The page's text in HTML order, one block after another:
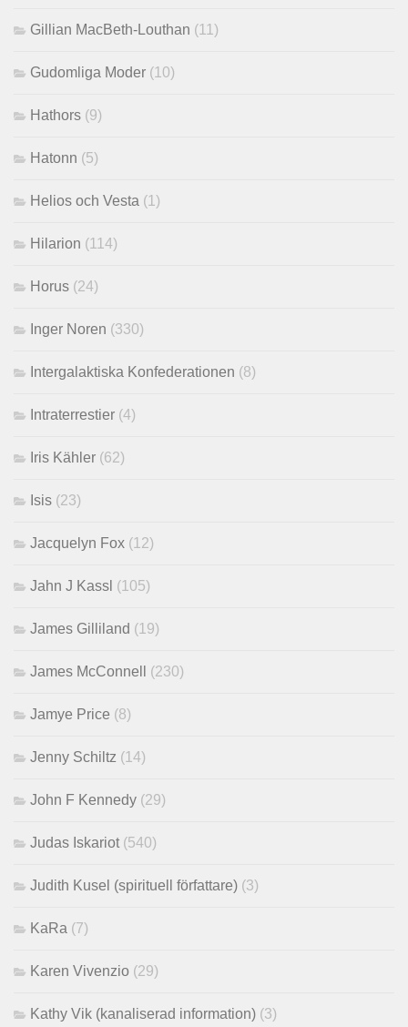
Gillian MacBeth-Louthan (11)
Gudomliga Moder (10)
Hathors (9)
Hatonn (5)
Helios och Vesta (1)
Hilarion (114)
Horus (24)
Inger Noren (330)
Intergalaktiska Konfederationen (8)
Intraterrestier (4)
Iris Kähler (62)
Isis (23)
Jacquelyn Fox (12)
Jahn J Kassl (105)
James Gilliland (19)
James McConnell (230)
Jamye Price (8)
Jenny Schiltz (14)
John F Kennedy (29)
Judas Iskariot (540)
Judith Kusel (spirituell författare) (3)
KaRa (7)
Karen Vivenzio (29)
Kathy Vik (kanaliserad information) (3)